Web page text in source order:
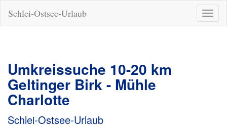
ein-/
Schlei-Ostsee-Urlaub
Umkreissuche 10-20 km
Geltinger Birk - Mühle
Charlotte
Schlei-Ostsee-Urlaub